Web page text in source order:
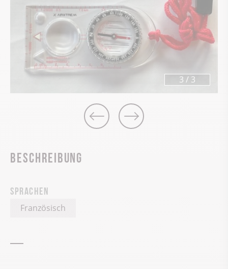
3 / 3
Beschreibung
Sprachen
Französisch